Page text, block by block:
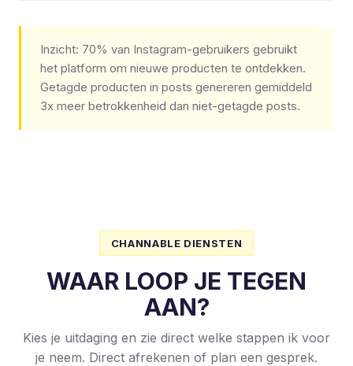
Inzicht: 70% van Instagram-gebruikers gebruikt
het platform om nieuwe producten te ontdekken.
Getagde producten in posts genereren gemiddeld
3x meer betrokkenheid dan niet-getagde posts.
CHANNABLE DIENSTEN
WAAR LOOP JE TEGEN
AAN?
Kies je uitdaging en zie direct welke stappen ik voor
je neem. Direct afrekenen of plan een gesprek.